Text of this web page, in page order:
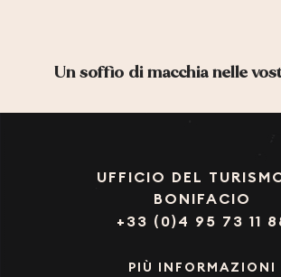
Un soffio di macchia nelle
UFFICIO DEL
BONIFACIO
+33 (0)4 95 73 11
PIÙ INFORMAZIONI